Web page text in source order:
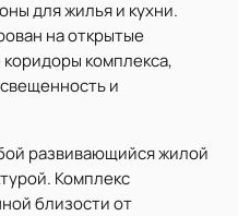
для жилья и кухни.
на открытые
комплекса,
и
развивающийся жилой
Комплекс
близости от